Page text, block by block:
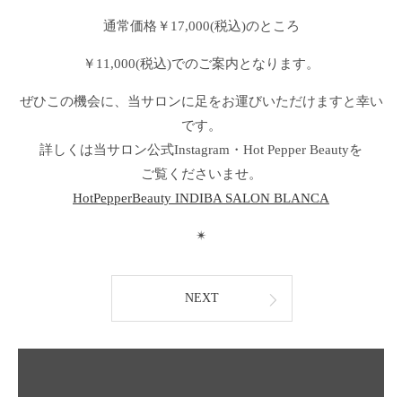
通常価格￥17,000(税込)のところ
￥11,000(税込)でのご案内となります。
ぜひこの機会に、当サロンに足をお運びいただけますと幸い
です。
詳しくは当サロン公式Instagram・Hot Pepper Beautyを
ご覧くださいませ。
HotPepperBeauty INDIBA SALON BLANCA
✴︎
NEXT